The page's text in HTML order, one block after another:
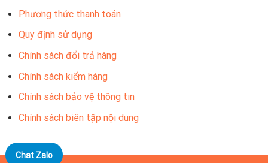
Phương thức thanh toán
Quy định sử dụng
Chính sách đổi trả hàng
Chính sách kiểm hàng
Chính sách bảo vệ thông tin
Chính sách biên tập nội dung
Chat Zalo